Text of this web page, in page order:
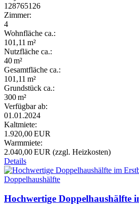
128765126
Zimmer:
4
Wohnfläche ca.:
101,11 m²
Nutzfläche ca.:
40 m²
Gesamtfläche ca.:
101,11 m²
Grund­stück ca.:
300 m²
Verfügbar ab:
01.01.2024
Kaltmiete:
1.920,00 EUR
Warmmiete:
2.040,00 EUR (zzgl. Heizkosten)
Details
Hochwertige Doppelhaushälfte